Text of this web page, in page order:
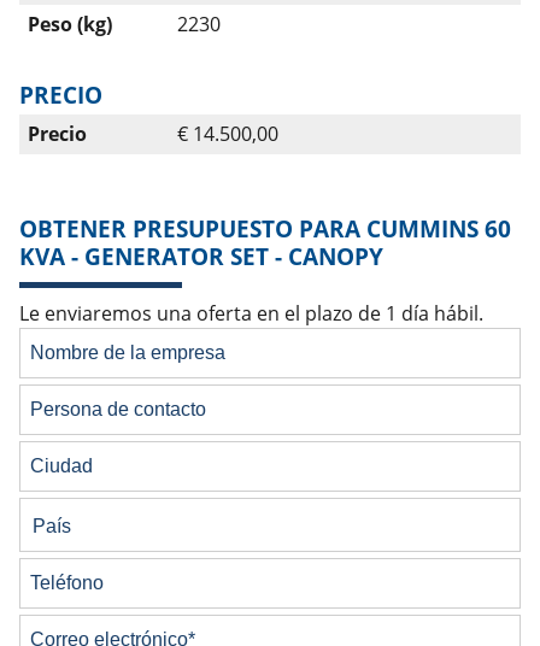
Peso (kg)
2230
PRECIO
Precio € 14.500,00
OBTENER PRESUPUESTO PARA CUMMINS 60
KVA - GENERATOR SET - CANOPY
Le enviaremos una oferta en el plazo de 1 día hábil.